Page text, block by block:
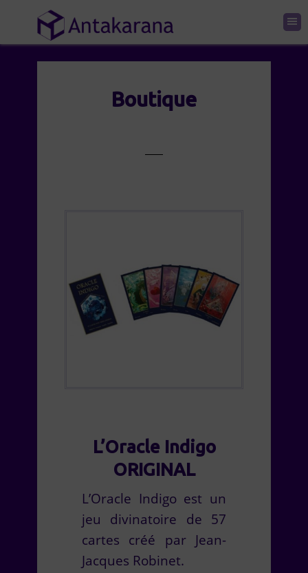
Boutique
L’Oracle Indigo
ORIGINAL
L’Oracle Indigo est un
jeu divinatoire de 57
cartes créé par Jean-
Jacques Robinet.